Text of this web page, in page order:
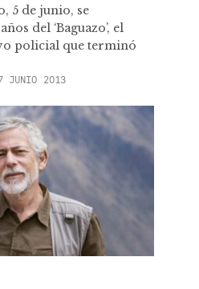
5 de junio, se
del ‘Baguazo’, el
policial que terminó
JUNIO 2013